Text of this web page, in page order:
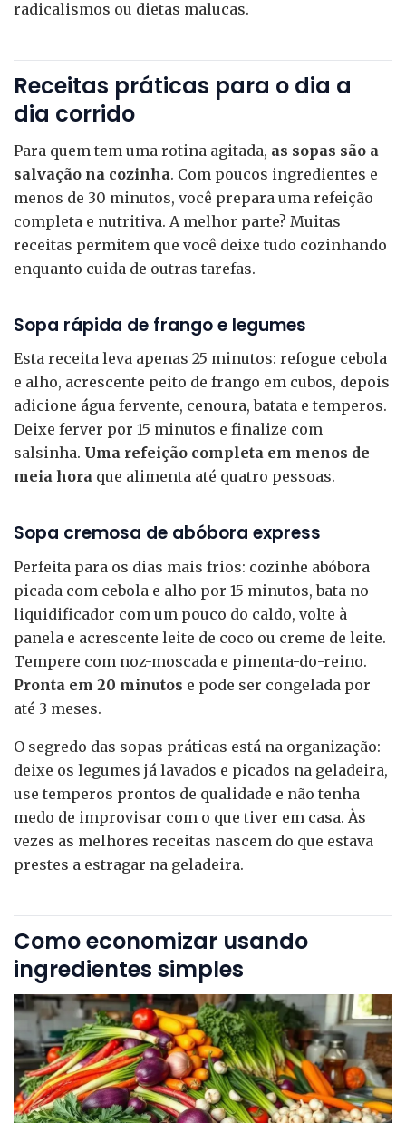
radicalismos ou dietas malucas.
Receitas práticas para o dia a
dia corrido
Para quem tem uma rotina agitada, as sopas são a
salvação na cozinha. Com poucos ingredientes e
menos de 30 minutos, você prepara uma refeição
completa e nutritiva. A melhor parte? Muitas
receitas permitem que você deixe tudo cozinhando
enquanto cuida de outras tarefas.
Sopa rápida de frango e legumes
Esta receita leva apenas 25 minutos: refogue cebola
e alho, acrescente peito de frango em cubos, depois
adicione água fervente, cenoura, batata e temperos.
Deixe ferver por 15 minutos e finalize com
salsinha. Uma refeição completa em menos de
meia hora que alimenta até quatro pessoas.
Sopa cremosa de abóbora express
Perfeita para os dias mais frios: cozinhe abóbora
picada com cebola e alho por 15 minutos, bata no
liquidificador com um pouco do caldo, volte à
panela e acrescente leite de coco ou creme de leite.
Tempere com noz-moscada e pimenta-do-reino.
Pronta em 20 minutos e pode ser congelada por
até 3 meses.
O segredo das sopas práticas está na organização:
deixe os legumes já lavados e picados na geladeira,
use temperos prontos de qualidade e não tenha
medo de improvisar com o que tiver em casa. Às
vezes as melhores receitas nascem do que estava
prestes a estragar na geladeira.
Como economizar usando
ingredientes simples